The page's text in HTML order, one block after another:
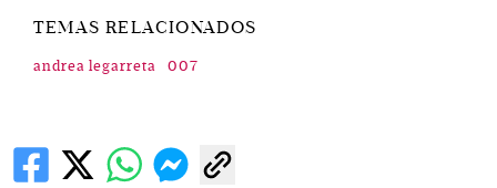
TEMAS RELACIONADOS
andrea legarreta 007